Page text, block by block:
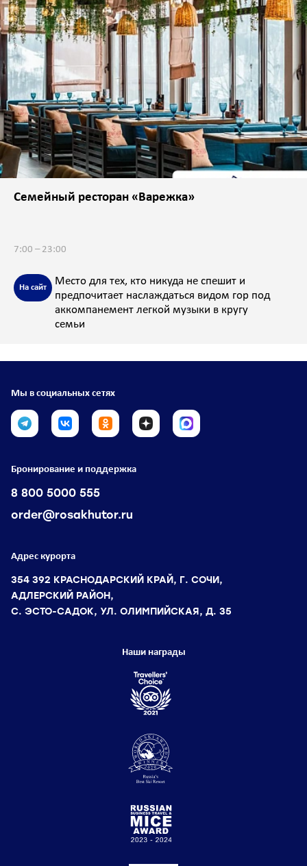
Семейный ресторан «Варежка»
7:00 – 23:00
На сайт
Место для тех, кто никуда не спешит и
предпочитает наслаждаться видом гор под
аккомпанемент легкой музыки в кругу
семьи
Мы в социальных сетях
Бронирование и поддержка
8 800 5000 555
order@rosakhutor.ru
Адрес курорта
354 392 КРАСНОДАРСКИЙ КРАЙ, Г. СОЧИ,
АДЛЕРСКИЙ РАЙОН,
С. ЭСТО-САДОК, УЛ. ОЛИМПИЙСКАЯ, Д. 35
Наши награды